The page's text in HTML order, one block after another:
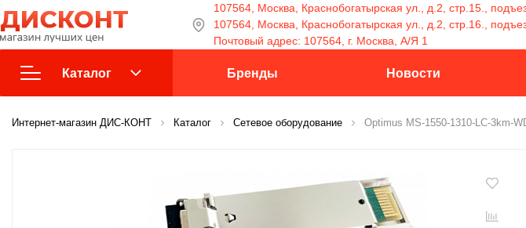
107564, Москва, Краснобогатырская ул., д.2, стр.15.,
107564, Москва, Краснобогатырская ул., д.2, стр.16.,
Почтовый адрес: 107564, г. Москва, А/Я 1
Каталог
Взрыво-защищенное
Бренды Новости
Интернет-магазин ДИС-КОНТ Каталог Сетевое оборудование Optimus MS-1550-1310-LC-3km-